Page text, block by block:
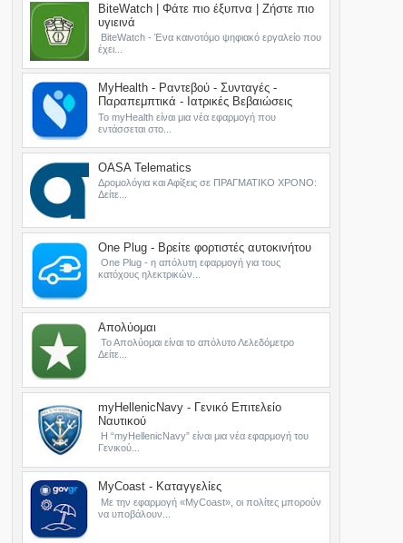
BiteWatch | Φάτε πιο έξυπνα | Ζήστε πιο
υγιεινά
BiteWatch - Ένα καινοτόμο ψηφιακό εργαλείο που
έχει...
MyHealth - Ραντεβού - Συνταγές -
Παραπεμπτικά - Ιατρικές Βεβαιώσεις
Το myHealth είναι μια νέα εφαρμογή που
εντάσσεται στο...
OASA Telematics
Δρομολόγια και Αφίξεις σε ΠΡΑΓΜΑΤΙΚΟ ΧΡΟΝΟ:
Δείτε...
One Plug - Βρείτε φορτιστές αυτοκινήτου
One Plug - η απόλυτη εφαρμογή για τους
κατόχους ηλεκτρικών...
Απολύομαι
Το Απολύομαι είναι το απόλυτο Λελεδόμετρο
Δείτε...
myHellenicNavy - Γενικό Επιτελείο
Ναυτικού
Η “myHellenicNavy” είναι μια νέα εφαρμογή του
Γενικού...
MyCoast - Καταγγελίες
Με την εφαρμογή «MyCoast», οι πολίτες μπορούν
να υποβάλουν...